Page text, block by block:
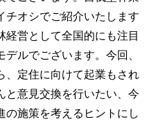
チオシでご紹介いたします
経営として全国的にも注目
ルでございます。今回、
、定住に向けて起業もされ
と意見交換を行いたい、今
の施策を考えるヒントにし